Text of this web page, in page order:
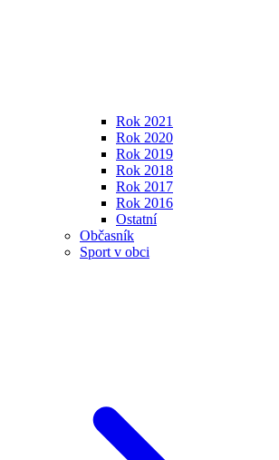
Rok 2021
Rok 2020
Rok 2019
Rok 2018
Rok 2017
Rok 2016
Ostatní
Občasník
Sport v obci